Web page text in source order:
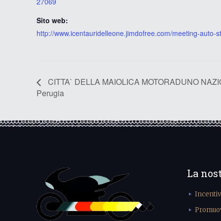
Sito web:
http://www.icentauridelleone.jimdofree.com/meeting-auto-
CITTA` DELLA MAIOLICA MOTORADUNO
Perugia
La